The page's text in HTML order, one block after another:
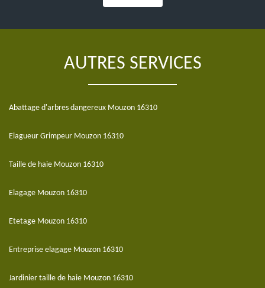
AUTRES SERVICES
Abattage d'arbres dangereux Mouzon 16310
Elagueur Grimpeur Mouzon 16310
Taille de haie Mouzon 16310
Elagage Mouzon 16310
Etetage Mouzon 16310
Entreprise elagage Mouzon 16310
Jardinier taille de haie Mouzon 16310